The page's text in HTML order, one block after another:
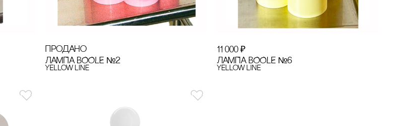
продано
ЛАМПА BOOLE №2
Yellow line
11 000 ₽
ЛАМПА BOOLE №6
Yellow line